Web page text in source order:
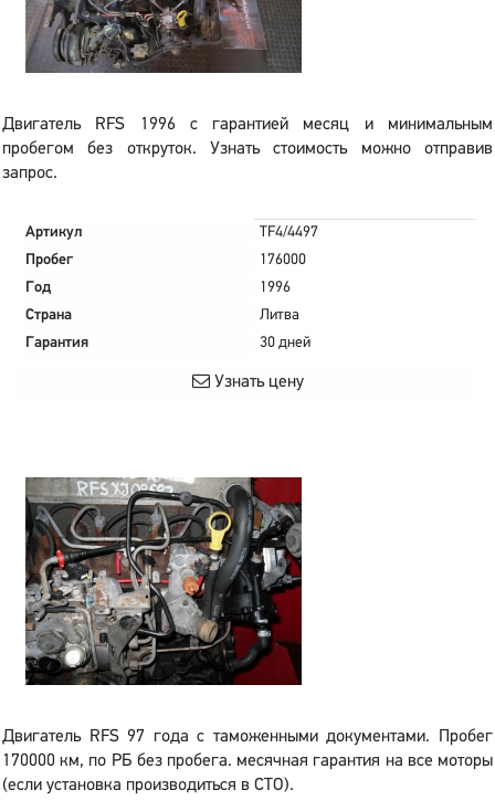
Двигатель RFS 1996 с гарантией месяц и минимальным
пробегом без откруток. Узнать стоимость можно отправив
запрос.
Артикул
TF4/4497
Пробег
176000
Год
1996
Страна
Литва
Гарантия
30 дней
Узнать цену
Двигатель RFS 97 года с таможенными документами. Пробег
170000 км, по РБ без пробега. месячная гарантия на все моторы
(если установка производиться в СТО).